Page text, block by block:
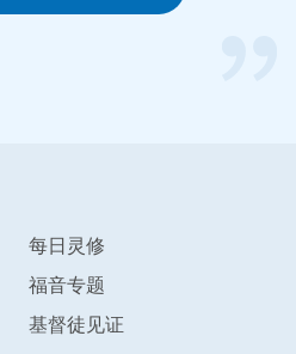
？能不能将我永远钉在十字
业，而是追求肉体、满足肉
你们真有把握做我的见证人
将今天你所看见的全部见证
受造之物的功能，你这个人
每日灵修
福音专题
基督徒见证